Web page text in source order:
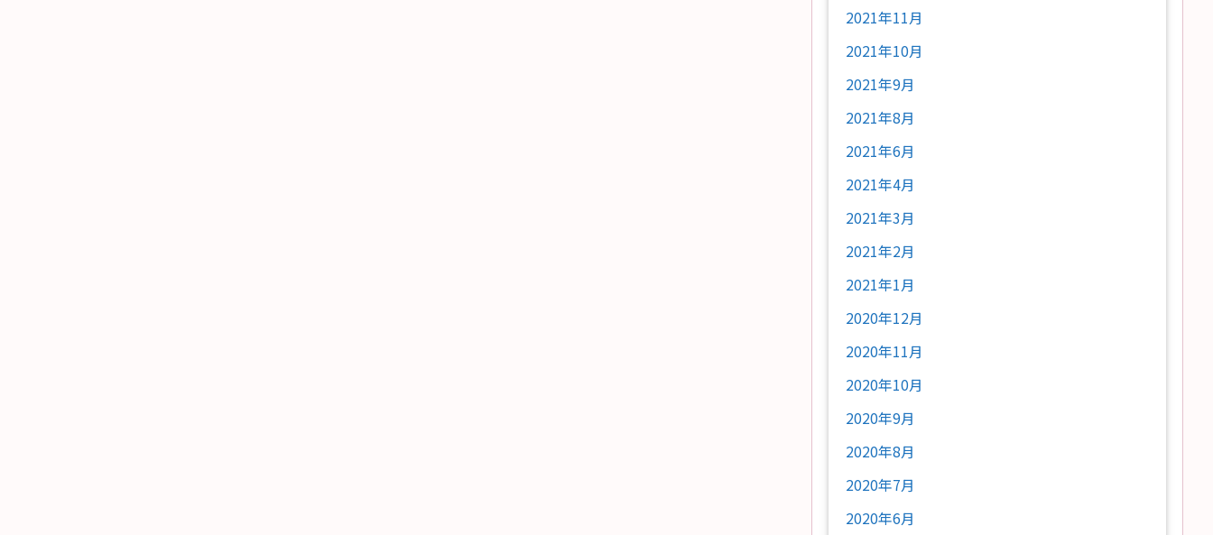
2021年11月
2021年10月
2021年9月
2021年8月
2021年6月
2021年4月
2021年3月
2021年2月
2021年1月
2020年12月
2020年11月
2020年10月
2020年9月
2020年8月
2020年7月
2020年6月